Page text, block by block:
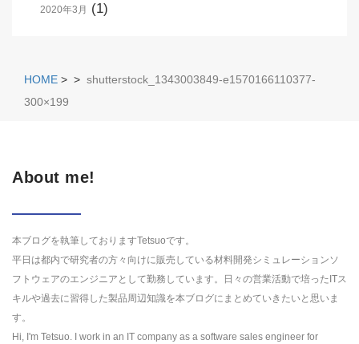
2020年3月 (1)
HOME > > shutterstock_1343003849-e1570166110377-
300×199
About me!
本ブログを執筆しておりますTetsuoです。
平日は都内で研究者の方々向けに販売している材料開発シミュレーションソ
フトウェアのエンジニアとして勤務しています。日々の営業活動で培ったITス
キルや過去に習得した製品周辺知識を本ブログにまとめていきたいと思いま
す。
Hi, I'm Tetsuo. I work in an IT company as a software sales engineer for